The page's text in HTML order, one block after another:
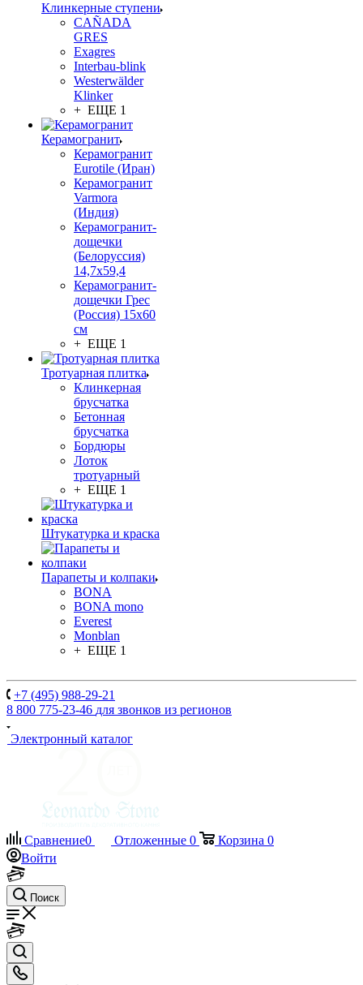
Клинкерные ступени
CAÑADA
GRES
Exagres
Interbau-blink
Westerwälder
Klinker
+ ЕЩЕ 1
Керамогранит
Керамогранит
Eurotile (Иран)
Керамогранит
Varmora
(Индия)
Керамогранит-
дощечки
(Белоруссия)
14,7x59,4
Керамогранит-
дощечки Грес
(Россия) 15х60
см
+ ЕЩЕ 1
Тротуарная плитка
Клинкерная
брусчатка
Бетонная
брусчатка
Бордюры
Лоток
тротуарный
+ ЕЩЕ 1
Штукатурка и краска
Парапеты и колпаки
BONA
BONA mono
Everest
Monblan
+ ЕЩЕ 1
+7 (495) 988-29-21
8 800 775-23-46 для звонков из регионов
Электронный каталог
Сравнение0 Отложенные 0 Корзина 0
Войти
Поиск